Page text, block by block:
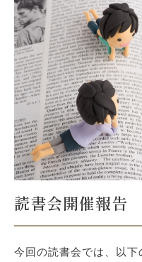
読書会開催報告
今回の読書会では、以下